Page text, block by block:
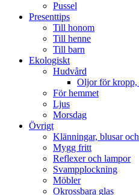
Pussel
Presenttips
Till honom
Till henne
Till barn
Ekologiskt
Hudvård
Oljor för kropp,
För hemmet
Ljus
Morsdag
Övrigt
Klänningar, blusar
Mygg fritt
Reflexer och lampor
Svampplockning
Möbler
Okrossbara glas